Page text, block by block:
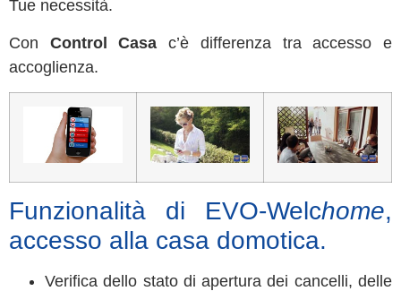
Tue necessità.
Con Control Casa c’è differenza tra accesso e
accoglienza.
Funzionalità di EVO-Welchome,
accesso alla casa domotica.
Verifica dello stato di apertura dei cancelli, delle